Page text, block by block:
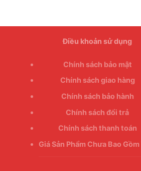
Điều khoản sử dụng
Chính sách bảo mật
Chính sách giao hàng
Chính sách bảo hành
Chính sách đổi trả
Chính sách thanh toán
Giá Sản Phẩm Chưa Bao Gồm